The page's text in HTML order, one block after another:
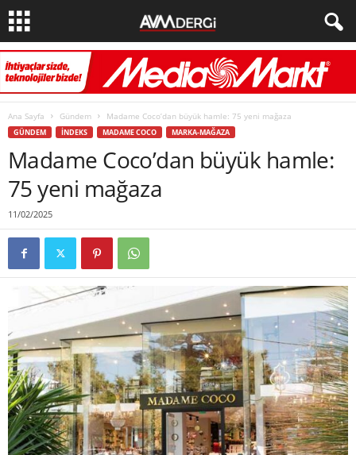
Ana Sayfa Gündem Madame Coco’dan büyük hamle: 75 yeni mağaza
GÜNDEM İNDEKS MADAME COCO MARKA-MAĞAZA
Madame Coco’dan büyük hamle:
75 yeni mağaza
11/02/2025